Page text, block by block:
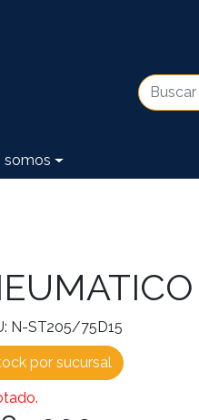
somos
N-ST205/75D15
por sucursal